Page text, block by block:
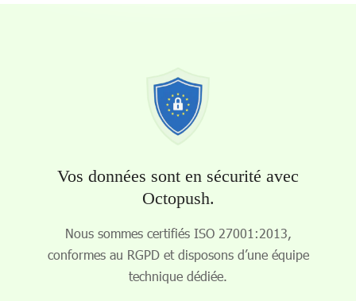
Vos données sont en sécurité avec
Octopush.
Nous sommes certifiés ISO 27001:2013,
conformes au RGPD et disposons d’une équipe
technique dédiée.